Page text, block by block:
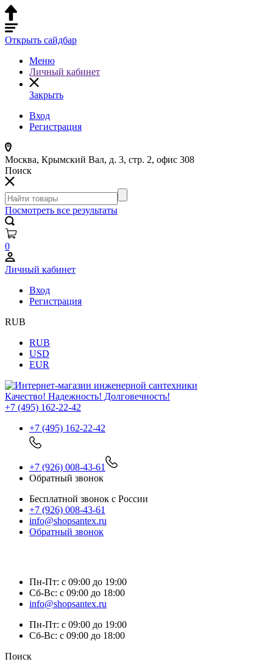
Открыть сайдбар
Меню
Личный кабинет
Закрыть
Вход
Регистрация
Москва, Крымский Вал, д. 3, стр. 2, офис 308
Поиск
Посмотреть все результаты
0
Личный кабинет
Вход
Регистрация
RUB
RUB
USD
EUR
Качество! Надежность! Долговечность!
+7 (495) 162-22-42
+7 (495) 162-22-42
+7 (926) 008-43-61
Обратный звонок
Бесплатной звонок с России
+7 (926) 008-43-61
info@shopsantex.ru
Обратный звонок
Пн-Пт: с 09:00 до 19:00
Сб-Вс: с 09:00 до 18:00
info@shopsantex.ru
Пн-Пт: с 09:00 до 19:00
Сб-Вс: с 09:00 до 18:00
Поиск